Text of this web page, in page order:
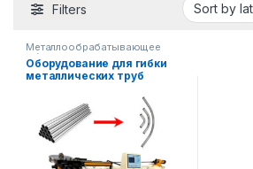
Filters
Металлообрабатывающее
оборудование
Оборудование для гибки
металлических труб